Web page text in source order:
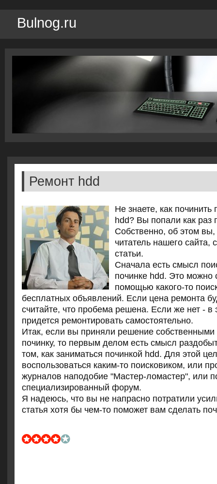
Bulnog.ru
Ремонт hdd
Не знаете, как
hdd? Вы попали как раз
Собственно, об этом
читатель нашего сайта,
статьи.
Сначала есть смысл
починке hdd. Это можно
помощью какого-то
бесплатных объявлений. Если цена ремонта
считайте, что пробема решена. Если же нет - в
придется ремонтировать самостоятельно.
Итак, если вы приняли решение
починку, то первым делом есть смысл
том, как заниматься починкой hdd. Для этой
воспользоваться каким-то поисковиком, или
журналов наподобие "Мастер-ломастер", или
специализированный форум.
Я надеюсь, что вы не напрасно потратили
статья хотя бы чем-то поможет вам сделать